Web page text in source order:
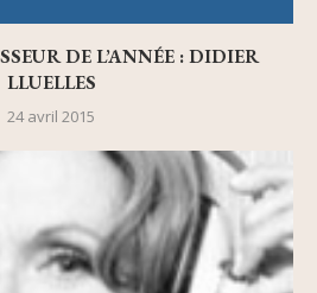
DE L’ANNÉE : DIDIER
LLUELLES
24 avril 2015